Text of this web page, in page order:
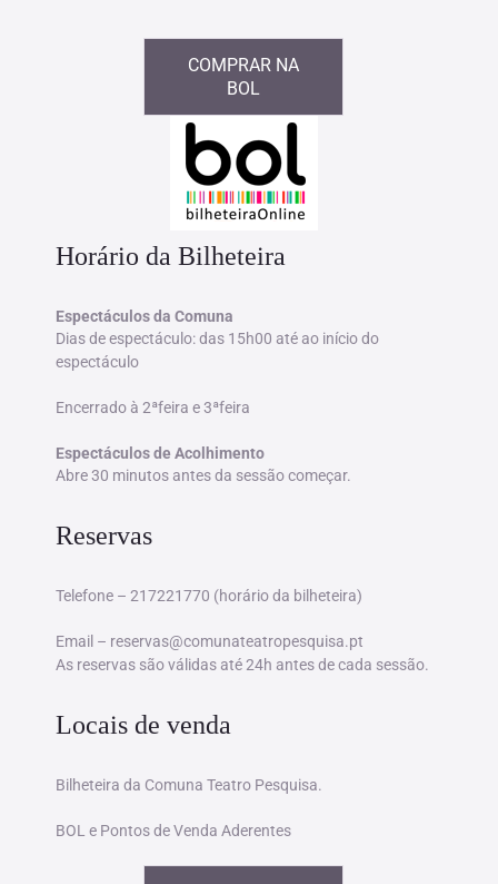
COMPRAR NA
BOL
Horário da Bilheteira
Espectáculos da Comuna
Dias de espectáculo: das 15h00 até ao início do
espectáculo
Encerrado à 2ªfeira e 3ªfeira
Espectáculos de Acolhimento
Abre 30 minutos antes da sessão começar.
Reservas
Telefone – 217221770 (horário da bilheteira)
Email – reservas@comunateatropesquisa.pt
As reservas são válidas até 24h antes de cada sessão.
Locais de venda
Bilheteira da Comuna Teatro Pesquisa.
BOL e Pontos de Venda Aderentes